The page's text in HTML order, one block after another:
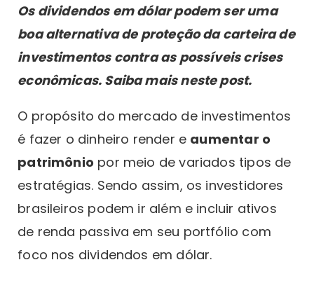
Os dividendos em dólar podem ser uma
boa alternativa de proteção da carteira de
investimentos contra as possíveis crises
econômicas. Saiba mais neste post.
O propósito do mercado de investimentos
é fazer o dinheiro render e aumentar o
patrimônio por meio de variados tipos de
estratégias. Sendo assim, os investidores
brasileiros podem ir além e incluir ativos
de renda passiva em seu portfólio com
foco nos dividendos em dólar.